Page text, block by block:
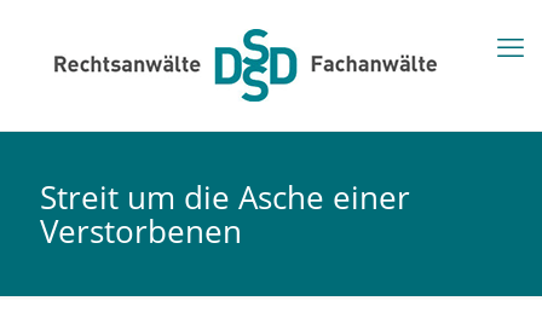
Streit um die Asche einer
Verstorbenen